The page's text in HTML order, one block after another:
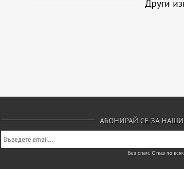
Други
АБОНИРАЙ СЕ ЗА
Без спам. Отказ по